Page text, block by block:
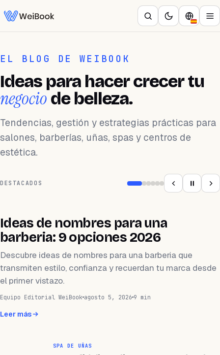
EL BLOG DE WEIBOOK
Ideas para hacer crecer tu
negocio de belleza.
Tendencias, gestión y estrategias prácticas para
salones, barberías, uñas, spas y centros de
estética.
DESTACADOS
BARBERÍA
Ideas de nombres para una
barberia: 9 opciones 2026
Descubre ideas de nombres para una barberia que
transmiten estilo, confianza y recuerdan tu marca desde
el primer vistazo.
Equipo Editorial WeiBook agosto 5, 2026 9 min
Leer más
SPA DE UÑAS